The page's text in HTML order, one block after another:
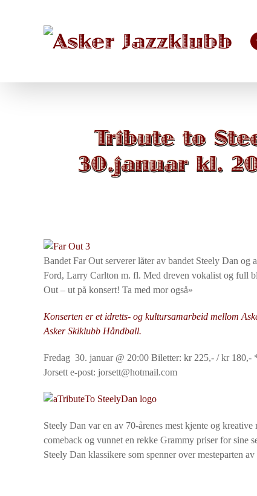
Skip to main content
Tribute to
30.januar kl.
Bandet Far Out serverer låter av bandet Steely Dan
Ford, Larry Carlton m. fl. Med dreven vokalist og full
Out – ut på konsert! Ta med mor også»
Konserten er et idretts- og kultursamarbeid mellom
Asker Skiklubb Håndball.
Fredag 30. januar @ 20:00 Biletter: kr 225,- / kr
Jorsett e-post: jorsett@hotmail.com
Steely Dan var en av 70-årenes mest kjente og
comeback og vunnet en rekke Grammy priser for sine
Steely Dan klassikere som spenner over mesteparten